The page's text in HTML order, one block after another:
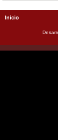
Inicio